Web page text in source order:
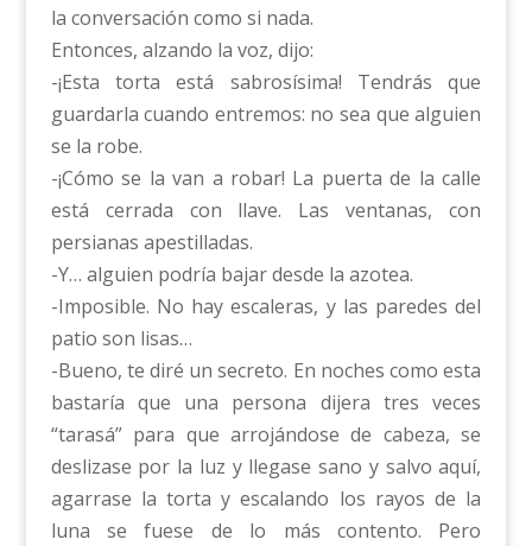
la conversación como si nada.
Entonces, alzando la voz, dijo:
-¡Esta torta está sabrosísima! Tendrás que
guardarla cuando entremos: no sea que alguien
se la robe.
-¡Cómo se la van a robar! La puerta de la calle
está cerrada con llave. Las ventanas, con
persianas apestilladas.
-Y… alguien podría bajar desde la azotea.
-Imposible. No hay escaleras, y las paredes del
patio son lisas…
-Bueno, te diré un secreto. En noches como esta
bastaría que una persona dijera tres veces
“tarasá” para que arrojándose de cabeza, se
deslizase por la luz y llegase sano y salvo aquí,
agarrase la torta y escalando los rayos de la
luna se fuese de lo más contento. Pero